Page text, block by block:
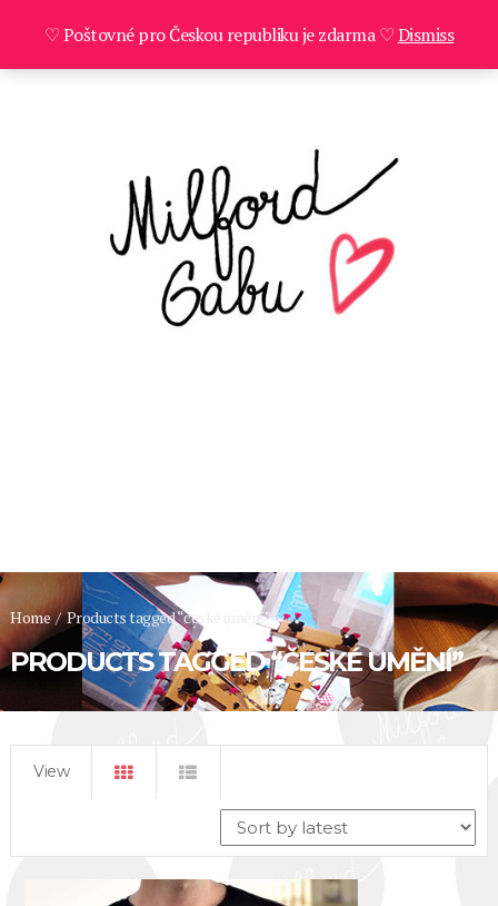
Home / Products tagged “české umění”
PRODUCTS TAGGED “ČESKÉ UMĚNÍ”
View
♡ Poštovné pro Českou republiku je zdarma ♡Dismiss